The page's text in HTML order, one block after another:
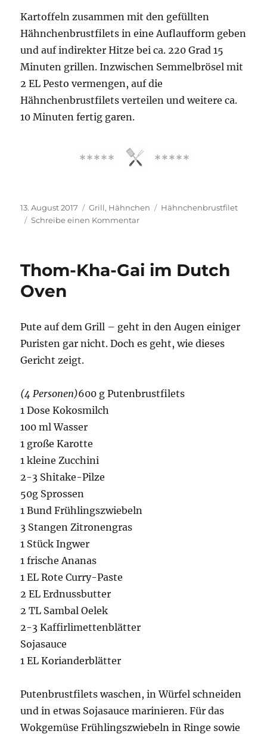
Kartoffeln zusammen mit den gefüllten
Hähnchenbrustfilets in eine Auflaufform geben
und auf indirekter Hitze bei ca. 220 Grad 15
Minuten grillen. Inzwischen Semmelbrösel mit
2 EL Pesto vermengen, auf die
Hähnchenbrustfilets verteilen und weitere ca.
10 Minuten fertig garen.
Veröffentlicht
am
13. August 2017 Kategorien
Grill, Hähnchen Schlagwörter
Hähnchenbrustfilet
Schreibe einen Kommentarzu
Pesto-
Thom-Kha-Gai im Dutch
Oven
Pute auf dem Grill – geht in den Augen einiger
Puristen gar nicht. Doch es geht, wie dieses
Gericht zeigt.
(4 Personen)600 g Putenbrustfilets
1 Dose Kokosmilch
100 ml Wasser
1 große Karotte
1 kleine Zucchini
2-3 Shitake-Pilze
50g Sprossen
1 Bund Frühlingszwiebeln
3 Stangen Zitronengras
1 Stück Ingwer
1 frische Ananas
1 EL Rote Curry-Paste
2 EL Erdnussbutter
2 TL Sambal Oelek
2-3 Kaffirlimettenblätter
Sojasauce
1 EL Korianderblätter
Putenbrustfilets waschen, in Würfel schneiden
und in etwas Sojasauce marinieren. Für das
Wokgemüse Frühlingszwiebeln in Ringe sowie